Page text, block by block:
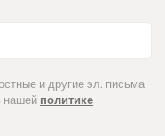
и другие эл. письма
нашей политике